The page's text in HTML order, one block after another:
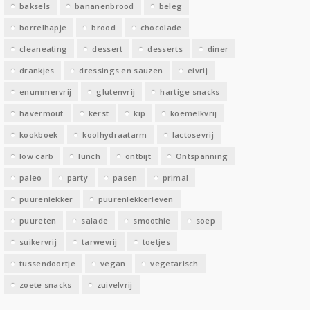
baksels bananenbrood beleg
borrelhapje brood chocolade
cleaneating dessert desserts diner
drankjes dressings en sauzen eivrij
enummervrij glutenvrij hartige snacks
havermout kerst kip koemelkvrij
kookboek koolhydraatarm lactosevrij
low carb lunch ontbijt Ontspanning
paleo party pasen primal
puurenlekker puurenlekkerleven
puureten salade smoothie soep
suikervrij tarwevrij toetjes
tussendoortje vegan vegetarisch
zoete snacks zuivelvrij